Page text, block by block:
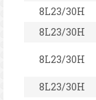
8L23/30H
8L23/30H
8L23/30H
8L23/30H